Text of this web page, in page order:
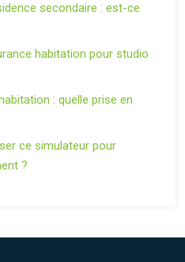
secondaire : est-ce
habitation pour studio
: quelle prise en
ce simulateur pour
?